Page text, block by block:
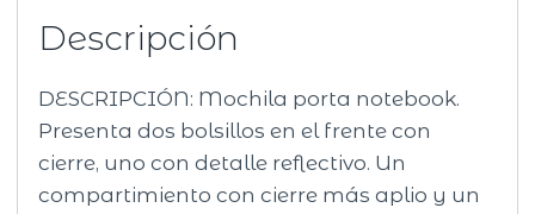
Descripción
DESCRIPCIÓN: Mochila porta notebook.
Presenta dos bolsillos en el frente con
cierre, uno con detalle reflectivo. Un
compartimiento con cierre más aplio y un